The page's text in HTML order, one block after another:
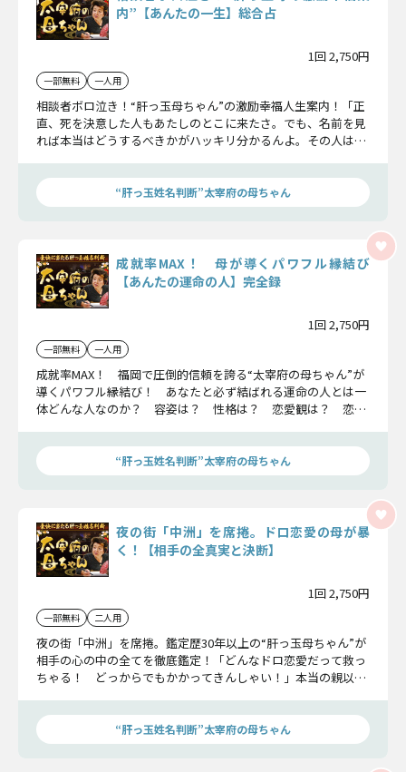
内”【あんたの一生】総合占
1回 2,750円
一部無料 一人用
相談者ボロ泣き！“肝っ玉母ちゃん”の激励幸福人生案内！「正
直、死を決意した人もあたしのとこに来たさ。でも、名前を見
れば本当はどうするべきかがハッキリ分かるんよ。その人はボ
生を徹底鑑定！ 必見です！
“肝っ玉姓名判断”太宰府の母ちゃん
成就率MAX！ 母が導くパワフル縁結び
【あんたの運命の人】完全録
1回 2,750円
一部無料 一人用
成就率MAX！ 福岡で圧倒的信頼を誇る“太宰府の母ちゃん”が
導くパワフル縁結び！ あなたと必ず結ばれる運命の人とは一
体どんな人なのか？ 容姿は？ 性格は？ 恋愛観は？ 恋の
てを完全伝授いたします！
“肝っ玉姓名判断”太宰府の母ちゃん
夜の街「中洲」を席捲。ドロ恋愛の母が暴
く！【相手の全真実と決断】
1回 2,750円
一部無料 二人用
夜の街「中洲」を席捲。鑑定歴30年以上の“肝っ玉母ちゃん”が
相手の心の中の全てを徹底鑑定！「どんなドロ恋愛だって救っ
ちゃる！ どっからでもかかってきんしゃい！」本当の親以上
快鑑定を是非ご体感下さい！
“肝っ玉姓名判断”太宰府の母ちゃん